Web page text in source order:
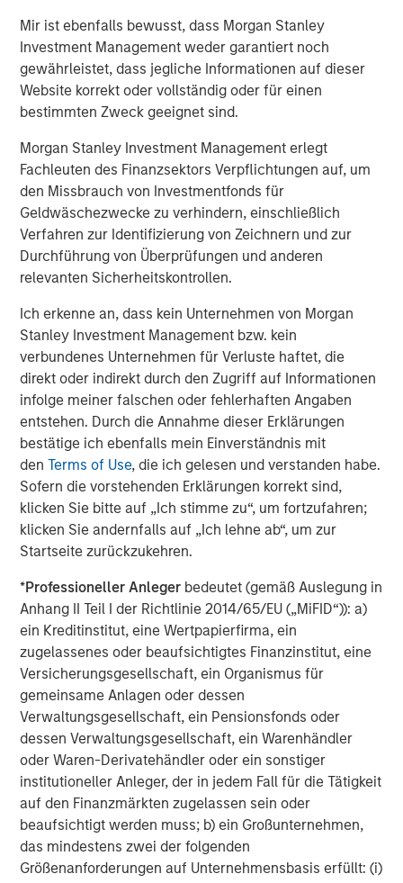
Mir ist ebenfalls bewusst, dass Morgan Stanley
Investment Management weder garantiert noch
gewährleistet, dass jegliche Informationen auf dieser
Website korrekt oder vollständig oder für einen
bestimmten Zweck geeignet sind.
Morgan Stanley Investment Management erlegt
Fachleuten des Finanzsektors Verpflichtungen auf, um
den Missbrauch von Investmentfonds für
Geldwäschezwecke zu verhindern, einschließlich
Verfahren zur Identifizierung von Zeichnern und zur
Durchführung von Überprüfungen und anderen
relevanten Sicherheitskontrollen.
Ich erkenne an, dass kein Unternehmen von Morgan
Stanley Investment Management bzw. kein
verbundenes Unternehmen für Verluste haftet, die
direkt oder indirekt durch den Zugriff auf Informationen
infolge meiner falschen oder fehlerhaften Angaben
entstehen. Durch die Annahme dieser Erklärungen
bestätige ich ebenfalls mein Einverständnis mit
denTerms of Use, die ich gelesen und verstanden habe.
Sofern die vorstehenden Erklärungen korrekt sind,
klicken Sie bitte auf „Ich stimme zu“, um fortzufahren;
klicken Sie andernfalls auf „Ich lehne ab“, um zur
Startseite zurückzukehren.
*Professioneller Anleger bedeutet (gemäß Auslegung in
Anhang II Teil I der Richtlinie 2014/65/EU („MiFID“)): a)
ein Kreditinstitut, eine Wertpapierfirma, ein
zugelassenes oder beaufsichtigtes Finanzinstitut, eine
Versicherungsgesellschaft, ein Organismus für
gemeinsame Anlagen oder dessen
Verwaltungsgesellschaft, ein Pensionsfonds oder
dessen Verwaltungsgesellschaft, ein Warenhändler
oder Waren-Derivatehändler oder ein sonstiger
institutioneller Anleger, der in jedem Fall für die Tätigkeit
auf den Finanzmärkten zugelassen sein oder
beaufsichtigt werden muss; b) ein Großunternehmen,
das mindestens zwei der folgenden
Größenanforderungen auf Unternehmensbasis erfüllt: (i)
Vorgestellte Einblicke
ARTIKEL
Real Estate Midyear Outlook:
Constructive Amid Fluid Backdrop
The current macroenvironment remains resilient
despite elevated volatility and divergence across
markets. As inflation and energy prices keep
central banks hawkish, real estate continues to
offer attractive relative value, supported by a
25% repricing, durable income streams, and
constrained supply. In this environment,
diversified portfolios and selective asset-level
investing remain critical.
07-AUG-2026
RISK CONSIDERATIONS
There is no assurance that a portfolio will achieve its investment
objective. Portfolios are subject to market risk, which is the
possibility that the market values of securities owned by a
portfolio will decline and that the value of portfolio shares may
therefore be less than what you paid for them. Market values
can change daily due to economic and other events (natural
disasters, health crises, terrorism, conflicts, social unrest, etc.)
that affect markets, countries, companies or governments. It is
difficult to predict the timing, duration and potential adverse
effects (portfolio liquidity, etc.) of events. There generally is
limited public information about municipal issuers. As interest